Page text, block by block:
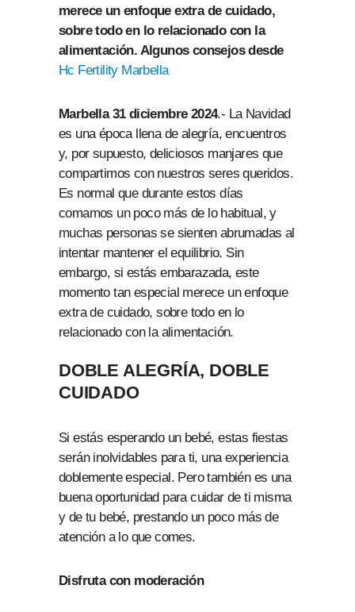
merece un enfoque extra de cuidado,
sobre todo en lo relacionado con la
alimentación. Algunos consejos desde
Hc Fertility Marbella
Marbella 31 diciembre 2024.- La Navidad
es una época llena de alegría, encuentros
y, por supuesto, deliciosos manjares que
compartimos con nuestros seres queridos.
Es normal que durante estos días
comamos un poco más de lo habitual, y
muchas personas se sienten abrumadas al
intentar mantener el equilibrio. Sin
embargo, si estás embarazada, este
momento tan especial merece un enfoque
extra de cuidado, sobre todo en lo
relacionado con la alimentación.
DOBLE ALEGRÍA, DOBLE
CUIDADO
Si estás esperando un bebé, estas fiestas
serán inolvidables para ti, una experiencia
doblemente especial. Pero también es una
buena oportunidad para cuidar de ti misma
y de tu bebé, prestando un poco más de
atención a lo que comes.
Disfruta con moderación